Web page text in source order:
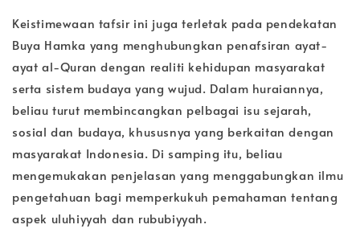
Keistimewaan tafsir ini juga terletak pada pendekatan
Buya Hamka yang menghubungkan penafsiran ayat-
ayat al-Quran dengan realiti kehidupan masyarakat
serta sistem budaya yang wujud. Dalam huraiannya,
beliau turut membincangkan pelbagai isu sejarah,
sosial dan budaya, khususnya yang berkaitan dengan
masyarakat Indonesia. Di samping itu, beliau
mengemukakan penjelasan yang menggabungkan ilmu
pengetahuan bagi memperkukuh pemahaman tentang
aspek uluhiyyah dan rububiyyah.